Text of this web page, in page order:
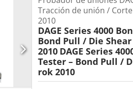
Tracción de unión /
2010
DAGE Series 4000
Bond Pull / Die
2010 DAGE Series
Tester – Bond Pull /
rok 2010